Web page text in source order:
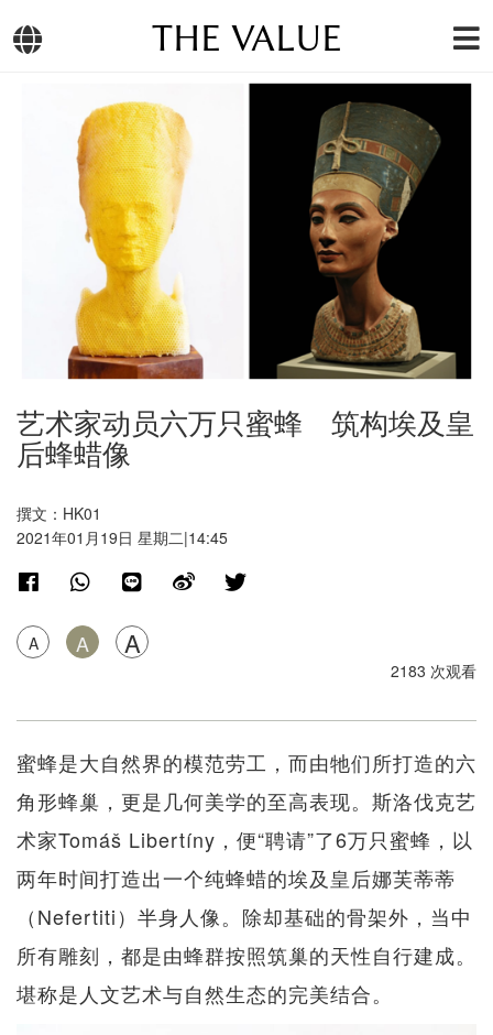
THE VALUE
艺术家动员六万只蜜蜂 筑构埃及皇
后蜂蜡像
撰文：HK01
2021年01月19日 星期二|14:45
A A A
2183 次观看
蜜蜂是大自然界的模范劳工，而由牠们所打造的六
角形蜂巢，更是几何美学的至高表现。斯洛伐克艺
术家Tomáš Libertíny，便“聘请”了6万只蜜蜂，以
两年时间打造出一个纯蜂蜡的埃及皇后娜芙蒂蒂
（Nefertiti）半身人像。除却基础的骨架外，当中
所有雕刻，都是由蜂群按照筑巢的天性自行建成。
堪称是人文艺术与自然生态的完美结合。